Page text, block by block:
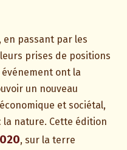
en passant par les
prises de positions
ont la
un nouveau
et sociétal,
nature. Cette édition
, sur la terre